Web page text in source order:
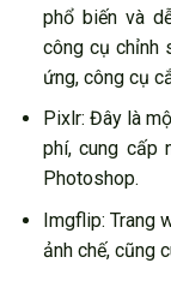
phổ biến và
công cụ chỉnh
ứng, công cụ
Pixlr: Đây là
phí, cung cấp
Photoshop.
Imgflip: Trang
ảnh chế, cũng